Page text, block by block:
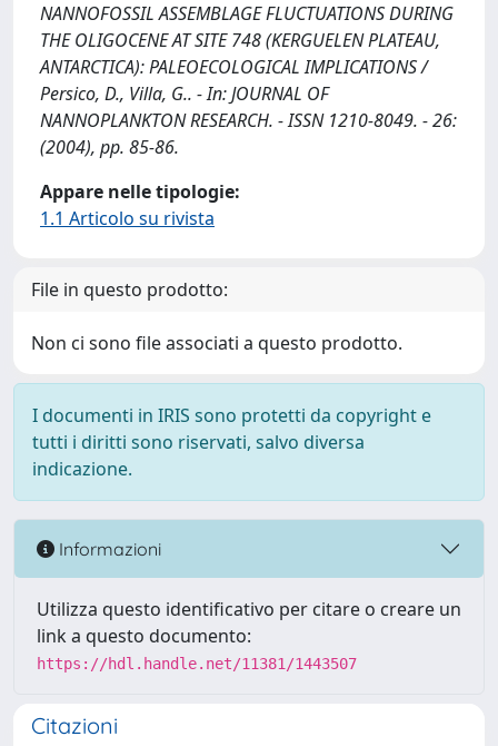
NANNOFOSSIL ASSEMBLAGE FLUCTUATIONS DURING
THE OLIGOCENE AT SITE 748 (KERGUELEN PLATEAU,
ANTARCTICA): PALEOECOLOGICAL IMPLICATIONS /
Persico, D., Villa, G.. - In: JOURNAL OF
NANNOPLANKTON RESEARCH. - ISSN 1210-8049. - 26:
(2004), pp. 85-86.
Appare nelle tipologie:
1.1 Articolo su rivista
File in questo prodotto:
Non ci sono file associati a questo prodotto.
I documenti in IRIS sono protetti da copyright e
tutti i diritti sono riservati, salvo diversa
indicazione.
Informazioni
Utilizza questo identificativo per citare o creare un
link a questo documento:
https://hdl.handle.net/11381/1443507
Citazioni